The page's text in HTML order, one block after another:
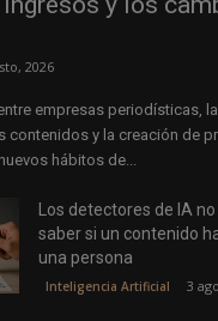
2026
empresas periodísticas,
contenidos y la creación de
hábitos de...
Los detectores de IA
saber si un contenido
una persona
Inteligencia Artificial 3